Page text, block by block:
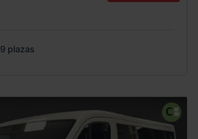
9 plazas